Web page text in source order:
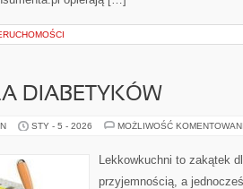
DIABETYKÓW
STY - 5 - 2026 MOŻLIWOŚĆ
Lekkowkuchni to zakątek
przyjemnością, a